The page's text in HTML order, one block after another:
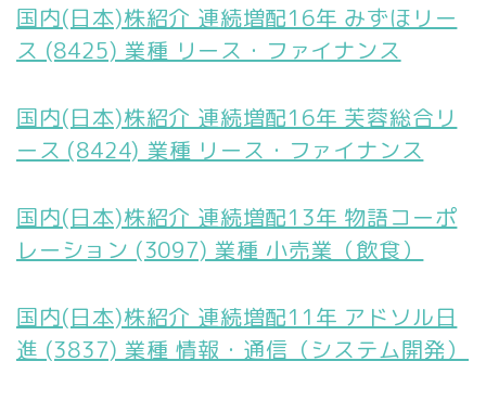
国内(日本)株紹介 連続増配16年 みずほリー
ス (8425) 業種 リース・ファイナンス
国内(日本)株紹介 連続増配16年 芙蓉総合リ
ース (8424) 業種 リース・ファイナンス
国内(日本)株紹介 連続増配13年 物語コーポ
レーション (3097) 業種 小売業（飲食）
国内(日本)株紹介 連続増配11年 アドソル日
進 (3837) 業種 情報・通信（システム開発）